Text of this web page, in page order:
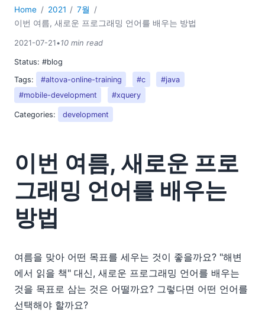
Home 2021
7월
이번 여름, 새로운 프로그래밍 언어를 배우는 방법
2021-07-21•10 min read
Status: #blog
Tags:
#altova-online-training #c
#java
#mobile-development
#xquery
Categories: development
이번 여름, 새로운 프로
그래밍 언어를 배우는
방법
여름을 맞아 어떤 목표를 세우는 것이 좋을까요? "해변
에서 읽을 책" 대신, 새로운 프로그래밍 언어를 배우는
것을 목표로 삼는 것은 어떨까요? 그렇다면 어떤 언어를
선택해야 할까요?